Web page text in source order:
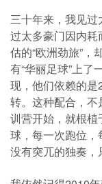
三十年来，我见
过太多豪门因内
估的“欧洲劲旅”
有“华丽足球”上了
现，他们依赖的
转。这种配合，
训营开始，就根
球，每一次跑位，
没有突兀的独奏，